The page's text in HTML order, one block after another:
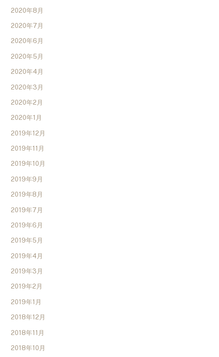
2020年8月
2020年7月
2020年6月
2020年5月
2020年4月
2020年3月
2020年2月
2020年1月
2019年12月
2019年11月
2019年10月
2019年9月
2019年8月
2019年7月
2019年6月
2019年5月
2019年4月
2019年3月
2019年2月
2019年1月
2018年12月
2018年11月
2018年10月